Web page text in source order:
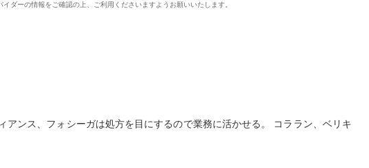
ダーの情報をご確認の上、ご利用くださいますようお願いいたします。
ンス、フォシーガは処方を目にするので業務に活かせる。 コララン、ベリキ